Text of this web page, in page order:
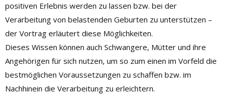
positiven Erlebnis werden zu lassen bzw. bei der
Verarbeitung von belastenden Geburten zu unterstützen –
der Vortrag erläutert diese Möglichkeiten.
Dieses Wissen können auch Schwangere, Mütter und ihre
Angehörigen für sich nutzen, um so zum einen im Vorfeld die
bestmöglichen Voraussetzungen zu schaffen bzw. im
Nachhinein die Verarbeitung zu erleichtern.